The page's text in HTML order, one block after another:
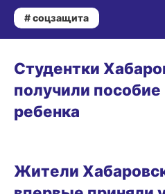
# соцзащита
Студентки
получили
ребенка
Жители